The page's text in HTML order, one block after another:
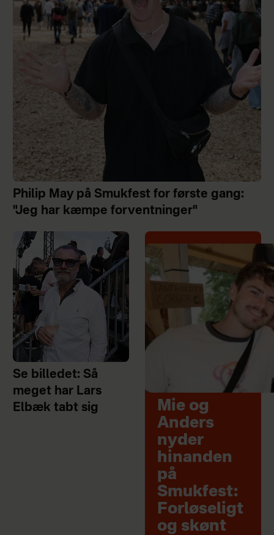
Philip May på Smukfest for første gang:
"Jeg har kæmpe forventninger"
Se billedet: Så
meget har Lars
Elbæk tabt sig
Mie og
Anders
nyder
hinanden
på
Smukfest:
Forløseligt
og skønt